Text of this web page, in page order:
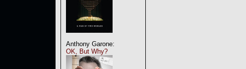
Anthony Garone:
OK, But Why?